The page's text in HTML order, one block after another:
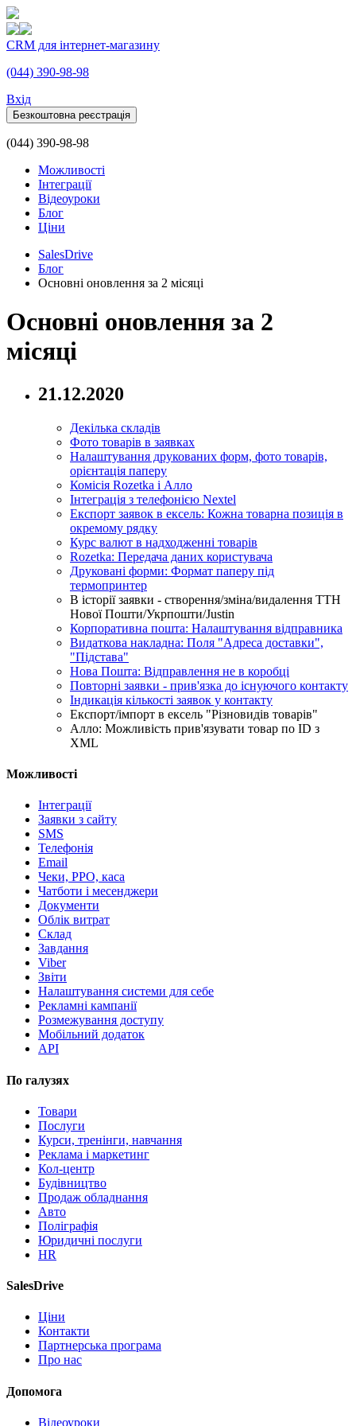
CRM для інтернет-магазину
(044) 390-98-98
Вхiд
Безкоштовна реєстрація
(044) 390-98-98
Можливості
Інтеграції
Відеоуроки
Блог
Ціни
SalesDrive
Блог
Основні оновлення за 2 місяці
Основні оновлення за 2
місяці
21.12.2020
Декілька складів
Фото товарів в заявках
Налаштування друкованих форм, фото товарів,
орієнтація паперу
Комісія Rozetka і Алло
Інтеграція з телефонією Nextel
Експорт заявок в ексель: Кожна товарна позиція в
окремому рядку
Курс валют в надходженні товарів
Rozetka: Передача даних користувача
Друковані форми: Формат паперу під
термопринтер
В історії заявки - створення/зміна/видалення ТТН
Нової Пошти/Укрпошти/Justin
Корпоративна пошта: Налаштування відправника
Видаткова накладна: Поля "Адреса доставки",
"Підстава"
Нова Пошта: Відправлення не в коробці
Повторні заявки - прив'язка до існуючого контакту
Індикація кількості заявок у контакту
Експорт/імпорт в ексель "Різновидів товарів"
Алло: Можливість прив'язувати товар по ID з
XML
Можливості
Інтеграції
Заявки з сайту
SMS
Телефонія
Email
Чеки, РРО, каса
Чатботи і месенджери
Документи
Облік витрат
Склад
Завдання
Viber
Звіти
Налаштування системи для себе
Рекламні кампанії
Розмежування доступу
Мобільний додаток
API
По галузях
Товари
Послуги
Курси, тренінги, навчання
Реклама і маркетинг
Кол-центр
Будівництво
Продаж обладнання
Авто
Поліграфія
Юридичні послуги
HR
SalesDrive
Ціни
Контакти
Партнерська програма
Про нас
Допомога
Відеоуроки